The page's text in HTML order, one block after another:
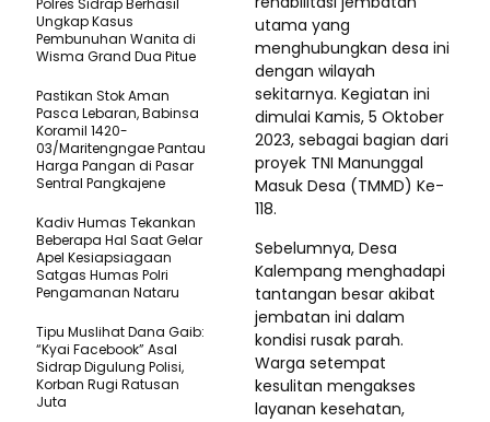
utama yang
menghubungkan desa ini
dengan wilayah
sekitarnya. Kegiatan ini
dimulai Kamis, 5 Oktober
2023, sebagai bagian dari
proyek TNI Manunggal
Masuk Desa (TMMD) Ke-
118.
Sebelumnya, Desa
Kalempang menghadapi
tantangan besar akibat
jembatan ini dalam
kondisi rusak parah.
Warga setempat
kesulitan mengakses
layanan kesehatan,
Polres Sidrap Berhasil
Ungkap Kasus
Pembunuhan Wanita di
Wisma Grand Dua Pitue
Pastikan Stok Aman
Pasca Lebaran, Babinsa
Koramil 1420-
03/Maritengngae Pantau
Harga Pangan di Pasar
Sentral Pangkajene
Kadiv Humas Tekankan
Beberapa Hal Saat Gelar
Apel Kesiapsiagaan
Satgas Humas Polri
Pengamanan Nataru
Tipu Muslihat Dana Gaib:
“Kyai Facebook” Asal
Sidrap Digulung Polisi,
Korban Rugi Ratusan
Juta